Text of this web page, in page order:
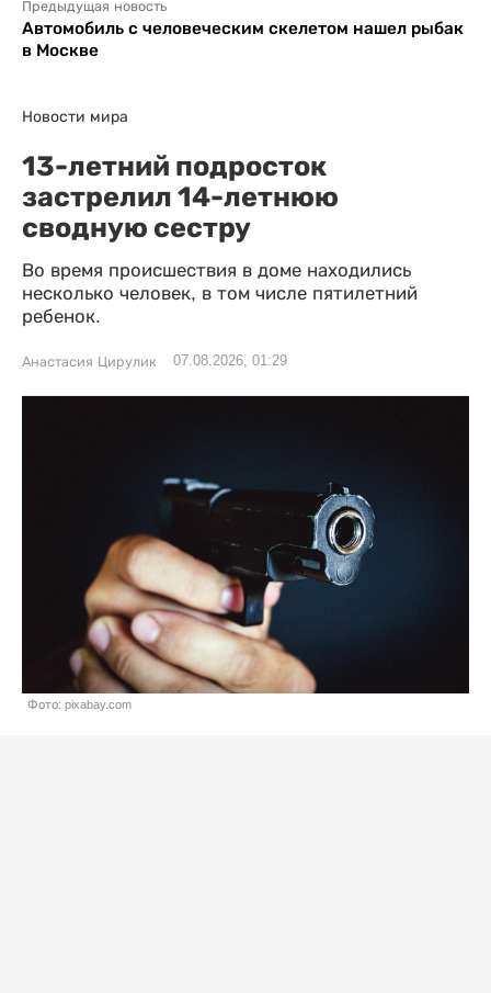
Предыдущая новость
Автомобиль с человеческим скелетом нашел рыбак
в Москве
Новости мира
13-летний подросток
застрелил 14-летнюю
сводную сестру
Во время происшествия в доме находились
несколько человек, в том числе пятилетний
ребенок.
Анастасия Цирулик 07.08.2026, 01:29
Фото: pixabay.com